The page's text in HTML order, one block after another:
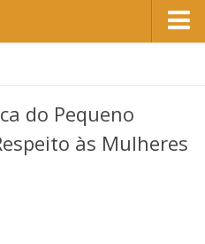
do Pequeno
às Mulheres